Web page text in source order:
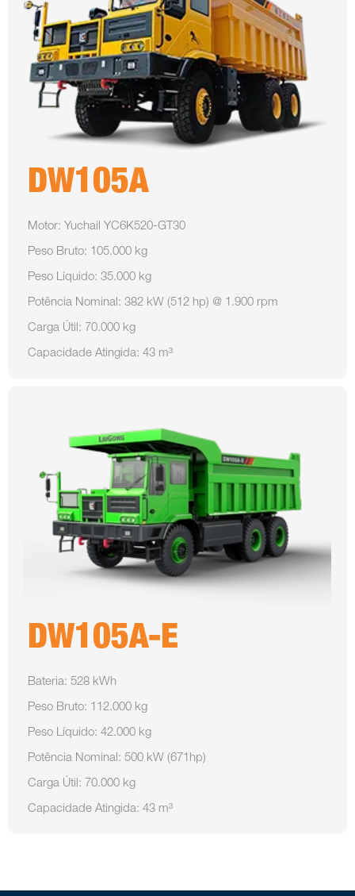
DW105A
Motor: Yuchail YC6K520-GT30
Peso Bruto: 105.000 kg
Peso Líquido: 35.000 kg
Potência Nominal: 382 kW (512 hp) @ 1.900 rpm
Carga Útil: 70.000 kg
Capacidade Atingida: 43 m³
DW105A-E
Bateria: 528 kWh
Peso Bruto: 112.000 kg
Peso Líquido: 42.000 kg
Potência Nominal: 500 kW (671hp)
Carga Útil: 70.000 kg
Capacidade Atingida: 43 m³